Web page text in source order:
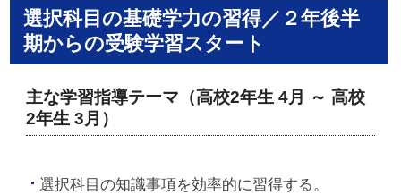
選択科目の基礎学力の習得／２年後半
期からの受験学習スタート
主な学習指導テーマ（高校2年生 4月 ～ 高校
2年生 3月）
選択科目の知識事項を効率的に習得する。